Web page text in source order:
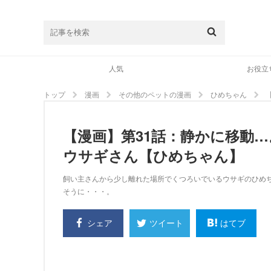
人気 お役立
トップ 漫画 その他のペットの漫画 ひめちゃん
【漫画】第31話：静かに移
ウサギさん【ひめちゃん】
飼い主さんから少し離れた場所でくつろいでいるウサギのひ
そうに・・・。
シェア ツイート はてブ